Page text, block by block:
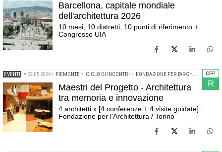
Barcellona, capitale mondiale
dell'architettura 2026
10 mesi, 10 distretti, 10 punti di riferimento +
Congresso UIA
CFP
R
EVENTI • 22.05.2026 • PIEMONTE • CICLO DI INCONTRI • FONDAZIONE PER L'ARCHITETTURA/TORINO
Maestri del Progetto - Architettura
tra memoria e innovazione
4 architetti x [4 conferenze + 4 visite guidate] ·
Fondazione per l'Architettura / Torino